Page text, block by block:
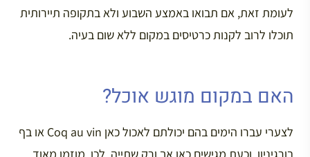
לעומת זאת, אם תבואו באמצע השבוע ולא בתקופה תיירותית
תוכלו לרוב לקנות כרטיסים במקום ללא שום בעיה.
האם במקום מוגש אוכל?
לצערי עברו הימים בהם יכולתם לאכול כאן Coq au vin או בף